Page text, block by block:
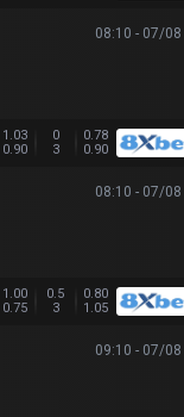
08:10 - 07/08
1.03 0
0.78
0.90
3 0.90
08:10 - 07/08
1.00 0.5
0.80
0.75
3 1.05
09:10 - 07/08